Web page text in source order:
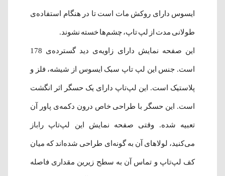
ایسوس دارای روکش مات است تا در هنگام استفاده‌ی
طولانی مدت از لپ تاپ، چشم‌ها خسته نشوند.
این صفحه نمایش دارای زاویه‌ی دید گسترده‌ی 178
است. جنس این لپ تاپ سبک ایسوس از شیشه، فلز و
پلاستیک است. این لپ‌تاپ دارای یک حسگر اثر انگشت
است. این حسگر با طراحی خاص درون دکمه‌ی پاور آن
تعبیه شده. وقتی صفحه نمایش این لپ‌تاپ راباز
می‌کنید، لولاهای آن به گونه‌ای طراحی شده‌اند که میان
کف لپ‌تاپ و تماس آن به سطح زیرین مقداری فاصله